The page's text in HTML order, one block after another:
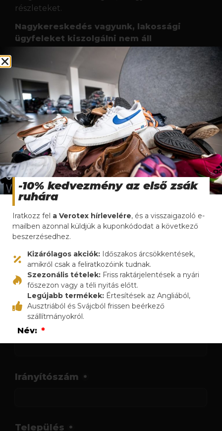
-10% kedvezmény az első zsák
ruhára
Iratkozz fel a Verotex hírlevelére, és a visszaigazoló e-
mailben azonnal küldjük a kuponkódodat a következő
beszerzésedhez.
Kizárólagos akciók: Időszakos árcsökkentések,
amikről csak a feliratkozóink tudnak.
Szezonális tételek: Friss raktárjelentések a nyári
főszezon vagy a téli nyitás előtt.
Legújabb termékek: Értesítések az Angliából,
Ausztriából és Svájcból frissen beérkező
szállítmányokról.
Név: